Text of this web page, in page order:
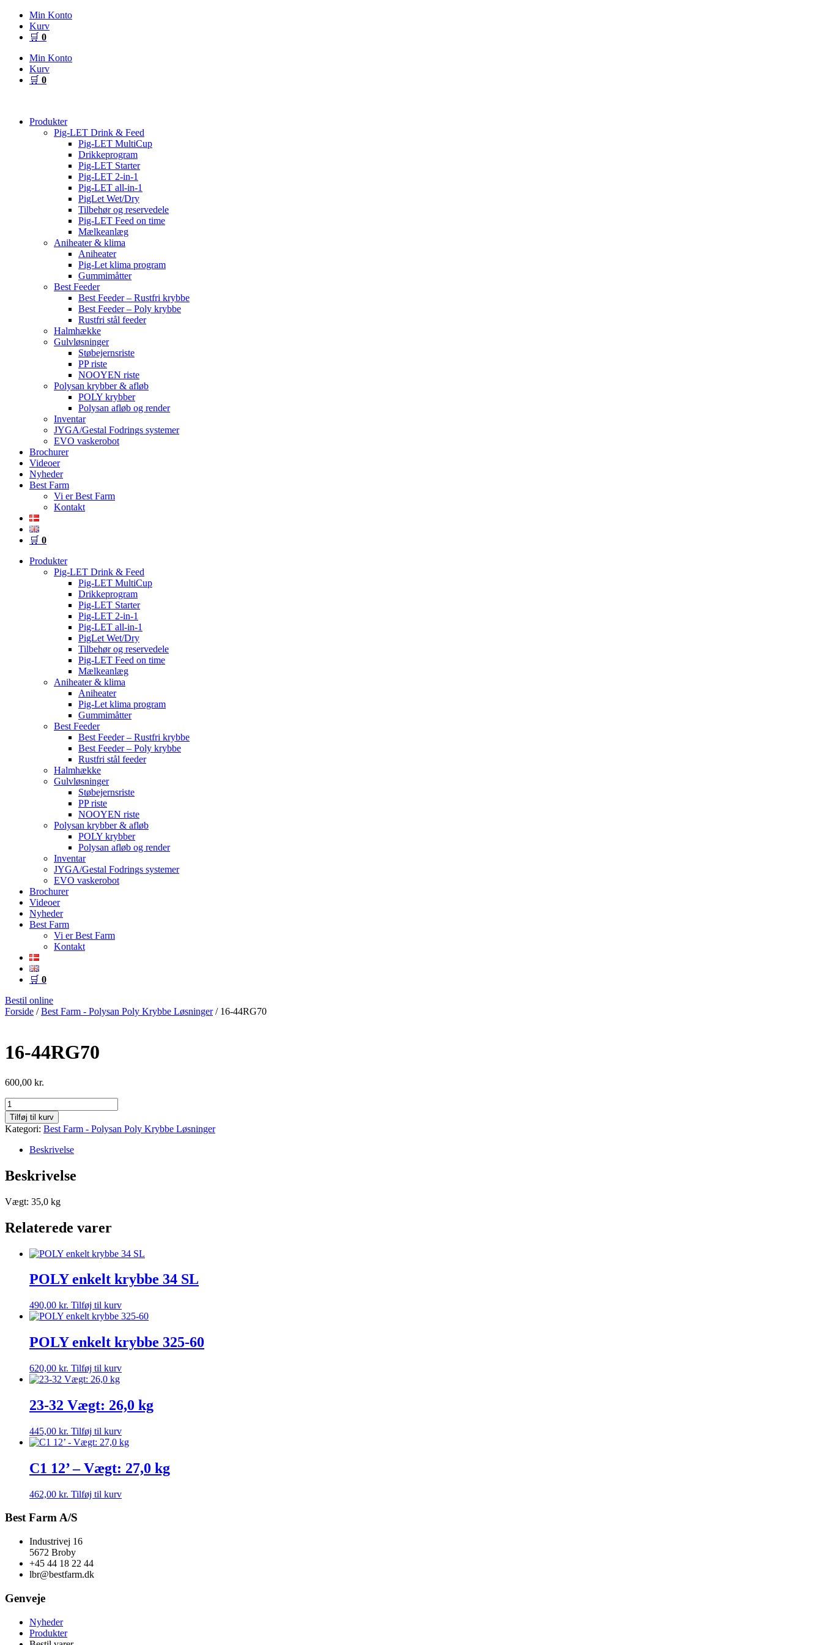
Videre
indhold
Min Konto
Kurv
🛒 0
Min Konto
Kurv
🛒 0
Produkter
Pig-LET Drink & Feed
Pig-LET MultiCup
Drikkeprogram
Pig-LET Starter
Pig-LET 2-in-1
Pig-LET all-in-1
PigLet Wet/Dry
Tilbehør og reservedele
Pig-LET Feed on time
Mælkeanlæg
Aniheater & klima
Aniheater
Pig-Let klima program
Gummimåtter
Best Feeder
Best Feeder – Rustfri krybbe
Best Feeder – Poly krybbe
Rustfri stål feeder
Halmhække
Gulvløsninger
Støbejernsriste
PP riste
NOOYEN riste
Polysan krybber & afløb
POLY krybber
Polysan afløb og render
Inventar
JYGA/Gestal Fodrings systemer
EVO vaskerobot
Brochurer
Videoer
Nyheder
Best Farm
Vi er Best Farm
Kontakt
🛒 0
Produkter
Pig-LET Drink & Feed
Pig-LET MultiCup
Drikkeprogram
Pig-LET Starter
Pig-LET 2-in-1
Pig-LET all-in-1
PigLet Wet/Dry
Tilbehør og reservedele
Pig-LET Feed on time
Mælkeanlæg
Aniheater & klima
Aniheater
Pig-Let klima program
Gummimåtter
Best Feeder
Best Feeder – Rustfri krybbe
Best Feeder – Poly krybbe
Rustfri stål feeder
Halmhække
Gulvløsninger
Støbejernsriste
PP riste
NOOYEN riste
Polysan krybber & afløb
POLY krybber
Polysan afløb og render
Inventar
JYGA/Gestal Fodrings systemer
EVO vaskerobot
Brochurer
Videoer
Nyheder
Best Farm
Vi er Best Farm
Kontakt
🛒 0
Bestil online
Forside /Best Farm - Polysan Poly Krybbe Løsninger/ 16-44RG70
16-44RG70
600,00 kr.
16-
44RG70
antal
Tilføj til kurv
Kategori: Best Farm - Polysan Poly Krybbe Løsninger
Beskrivelse
Beskrivelse
Vægt: 35,0 kg
Relaterede varer
POLY enkelt krybbe 34 SL
490,00 kr. Tilføj til kurv
POLY enkelt krybbe 325-60
620,00 kr. Tilføj til kurv
23-32 Vægt: 26,0 kg
445,00 kr. Tilføj til kurv
C1 12’ – Vægt: 27,0 kg
462,00 kr. Tilføj til kurv
Best Farm A/S
Industrivej 16
5672 Broby
+45 44 18 22 44
lbr@bestfarm.dk
Genveje
Nyheder
Produkter